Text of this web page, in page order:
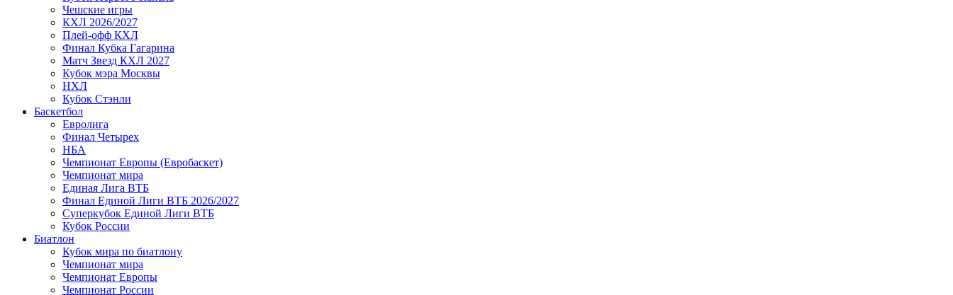
Чешские игры
КХЛ 2026/2027
Плей-офф КХЛ
Финал Кубка Гагарина
Матч Звезд КХЛ 2027
Кубок мэра Москвы
НХЛ
Кубок Стэнли
Баскетбол
Евролига
Финал Четырех
НБА
Чемпионат Европы (Евробаскет)
Чемпионат мира
Единая Лига ВТБ
Финал Единой Лиги ВТБ 2026/2027
Суперкубок Единой Лиги ВТБ
Кубок России
Биатлон
Кубок мира по биатлону
Чемпионат мира
Чемпионат Европы
Чемпионат России